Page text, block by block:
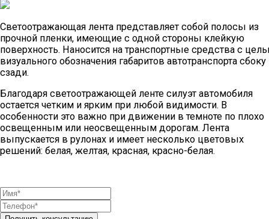
Светоотражающая лента представляет собой полосы из
прочной пленки, имеющие с одной стороны клейкую
поверхность. Наносится на транспортные средства с
визуального обозначения габаритов автотранспорта сбоку
сзади.
Благодаря светоотражающей ленте силуэт автомобиля
остается четким и ярким при любой видимости. В
особенности это важно при движении в темноте по плохо
освещенным или неосвещенным дорогам. Лента
выпускается в рулонах и имеет несколько цветовых
решений: белая, желтая, красная, красно-белая.